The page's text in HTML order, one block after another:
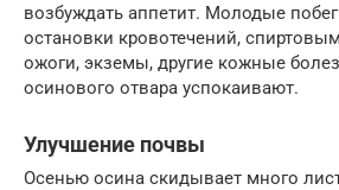
возбуждать аппетит. Молодые
остановки кровотечений,
ожоги, экземы, другие кожные
осинового отвара успокаивают.
Улучшение почвы
Осенью осина скидывает много